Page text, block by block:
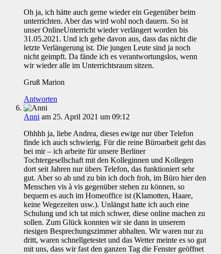
Oh ja, ich hätte auch gerne wieder ein Gegenüber beim
unterrichten. Aber das wird wohl noch dauern. So ist
unser OnlineUnterricht wieder verlängert worden bis
31.05.2021. Und ich gehe davon aus, dass das nicht die
letzte Verlängerung ist. Die jungen Leute sind ja noch
nicht geimpft. Da fände ich es verantwortungslos, wenn
wir wieder alle im Unterrichtsraum sitzen.
Gruß Marion
Antworten
Anni am 25. April 2021 um 09:12
Ohhhh ja, liebe Andrea, dieses ewige nur über Telefon
finde ich auch schwierig. Für die reine Büroarbeit geht das
bei mir – ich arbeite für unsere Berliner
Tochtergesellschaft mit den Kolleginnen und Kollegen
dort seit Jahren nur übers Telefon, das funktioniert sehr
gut. Aber so ab und zu bin ich doch froh, im Büro hier den
Menschen vis à vis gegenüber stehen zu können, so
bequem es auch im Homeoffice ist (Klamotten, Haare,
keine Wegezeiten usw.). Unlängst hatte ich auch eine
Schulung und ich tat mich schwer, diese online machen zu
sollen. Zum Glück konnten wir sie dann in unserem
riesigen Besprechungszimmer abhalten. Wir waren nur zu
dritt, waren schnellgetestet und das Wetter meinte es so gut
mit uns, dass wir fast den ganzen Tag die Fenster geöffnet